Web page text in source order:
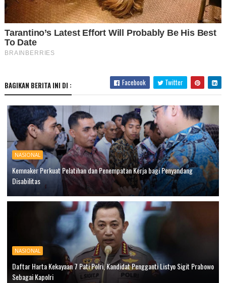
BAGIKAN BERITA INI DI : Facebook Twitter
NASIONAL
Kemnaker Perkuat Pelatihan dan Penempatan Kerja bagi Penyandang
Disabilitas
NASIONAL
Daftar Harta Kekayaan 7 Pati Polri, Kandidat Pengganti Listyo Sigit Prabowo
Sebagai Kapolri